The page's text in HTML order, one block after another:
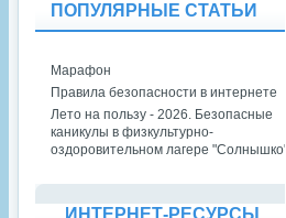
ПОПУЛЯРНЫЕ СТАТЬИ
Марафон
Правила безопасности в интернете
Лето на пользу - 2026. Безопасные
каникулы в физкультурно-
оздоровительном лагере "Солнышко"
ИНТЕРНЕТ-РЕСУРСЫ